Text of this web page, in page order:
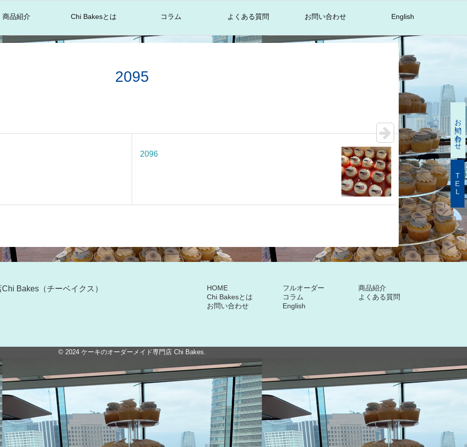
商品紹介 Chi Bakesとは コラム よくある質問 お問い合わせ English
2095
2096
Bakes（チーベイクス） HOME フルオーダー
商品紹介
Chi Bakesとは
コラム
よくある質問
お問い合わせ
English
お問い合わせ
TEL
© 2024 ケーキのオーダーメイド専門店 Chi Bakes.